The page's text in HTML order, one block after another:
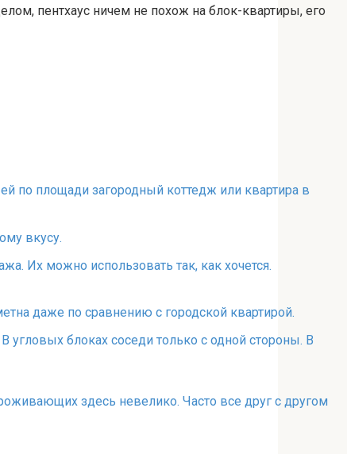
пентхаус ничем не похож на блок-квартиры, его
по площади загородный коттедж или квартира в
вкусу.
Их можно использовать так, как хочется.
даже по сравнению с городской квартирой.
блоках соседи только с одной стороны. В
здесь невелико. Часто все друг с другом